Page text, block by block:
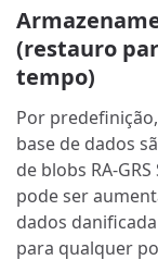
(restauro
tempo)
Por
base de dados
de blobs RA-
pode ser
dados
para qualquer